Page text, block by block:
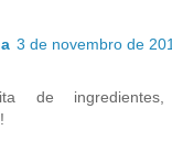
3 de novembro de
de